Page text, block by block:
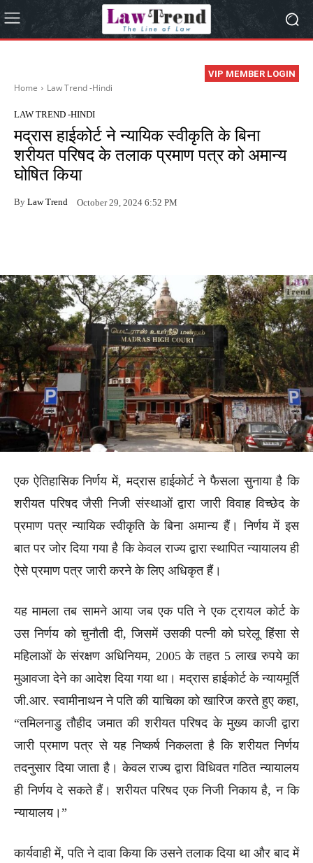
VIP MEMBER LOGIN
Home Law Trend -Hindi
LAW TREND -HINDI
मद्रास हाईकोर्ट ने न्यायिक स्वीकृति के बिना
शरीयत परिषद के तलाक प्रमाण पत्र को अमान्य
घोषित किया
By Law Trend October 29, 2024 6:52 PM
एक ऐतिहासिक निर्णय में, मद्रास हाईकोर्ट ने फैसला सुनाया है कि
शरीयत परिषद जैसी निजी संस्थाओं द्वारा जारी विवाह विच्छेद के
प्रमाण पत्र न्यायिक स्वीकृति के बिना अमान्य हैं। निर्णय में इस
बात पर जोर दिया गया है कि केवल राज्य द्वारा स्थापित न्यायालय ही
ऐसे प्रमाण पत्र जारी करने के लिए अधिकृत हैं।
यह मामला तब सामने आया जब एक पति ने एक ट्रायल कोर्ट के
उस निर्णय को चुनौती दी, जिसमें उसकी पत्नी को घरेलू हिंसा से
महिलाओं के संरक्षण अधिनियम, 2005 के तहत 5 लाख रुपये का
मुआवजा देने का आदेश दिया गया था। मद्रास हाईकोर्ट के न्यायमूर्ति
जी.आर. स्वामीनाथन ने पति की याचिका को खारिज करते हुए कहा,
“तमिलनाडु तौहीद जमात की शरीयत परिषद के मुख्य काजी द्वारा
जारी प्रमाण पत्र से यह निष्कर्ष निकलता है कि शरीयत निर्णय
तदनुसार दिया जाता है। केवल राज्य द्वारा विधिवत गठित न्यायालय
ही निर्णय दे सकते हैं। शरीयत परिषद एक निजी निकाय है, न कि
न्यायालय।”
कार्यवाही में, पति ने दावा किया कि उसने तलाक दिया था और बाद में